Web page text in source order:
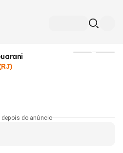
depois do anúncio